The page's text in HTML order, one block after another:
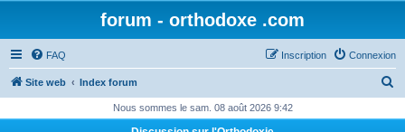
forum - orthodoxe .com
FAQ Connexion
Inscription
Site web Index forum
Nous sommes le sam. 08 août 2026 9:42